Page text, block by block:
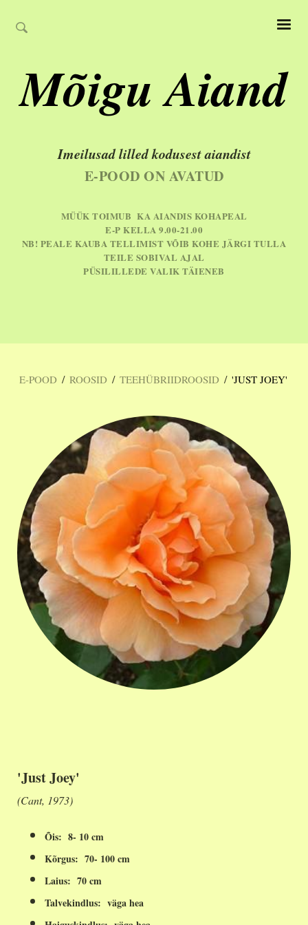
Mõigu Aiand
Imeilusad lilled kodusest aiandist
E-POOD ON AVATUD
MÜÜK TOIMUB KA AIANDIS KOHAPEAL
E-P KELLA 9.00-21.00
NB! PEALE KAUBA TELLIMIST VÕIB KOHE JÄRGI TULLA
TEILE SOBIVAL AJAL
PÜSILILLEDE VALIK TÄIENEB
E-POOD / ROOSID / TEEHÜBRIIDROOSID / 'JUST JOEY'
'Just Joey'
(Cant, 1973)
Õis: 8- 10 cm
Kõrgus: 70- 100 cm
Laius: 70 cm
Talvekindlus: väga hea